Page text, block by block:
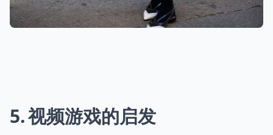
5 视频游戏的启发